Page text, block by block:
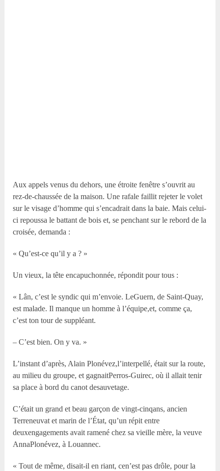
Aux appels venus du dehors, une étroite fenêtre s’ouvrit au
rez-de-chaussée de la maison. Une rafale faillit rejeter le volet
sur le visage d’homme qui s’encadrait dans la baie. Mais celui-
ci repoussa le battant de bois et, se penchant sur le rebord de la
croisée, demanda :
« Qu’est-ce qu’il y a ? »
Un vieux, la tête encapuchonnée, répondit pour tous :
« Lân, c’est le syndic qui m’envoie. LeGuern, de Saint-Quay,
est malade. Il manque un homme à l’équipe,et, comme ça,
c’est ton tour de suppléant.
– C’est bien. On y va. »
L’instant d’après, Alain Plonévez,l’interpellé, était sur la route,
au milieu du groupe, et gagnaitPerros-Guirec, où il allait tenir
sa place à bord du canot desauvetage.
C’était un grand et beau garçon de vingt-cinqans, ancien
Terreneuvat et marin de l’État, qu’un répit entre
deuxengagements avait ramené chez sa vieille mère, la veuve
AnnaPlonévez, à Louannec.
« Tout de même, disait-il en riant, cen’est pas drôle, pour la